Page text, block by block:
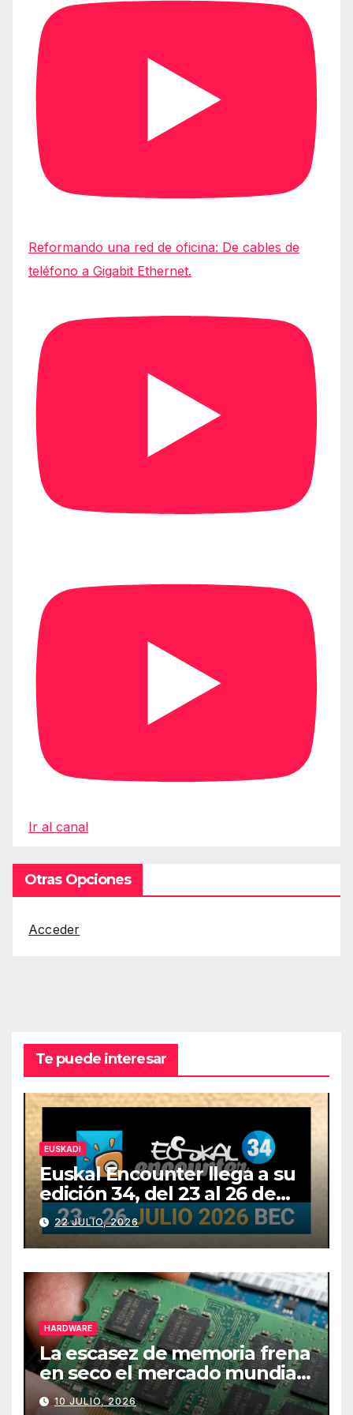
Reformando una red de oficina: De cables de
teléfono a Gigabit Ethernet.
Ir al canal
Otras Opciones
Acceder
Te puede interesar
EUSKADI
Euskal Encounter llega a su
edición 34, del 23 al 26 de
julio
22 JULIO, 2026
HARDWARE
La escasez de memoria frena
en seco el mercado mundial
de PCs
10 JULIO, 2026